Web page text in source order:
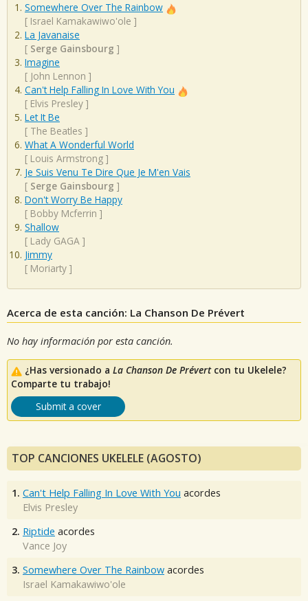
Somewhere Over The Rainbow
[ Israel Kamakawiwo'ole ]
La Javanaise
[ Serge Gainsbourg ]
Imagine
[ John Lennon ]
Can't Help Falling In Love With You
[ Elvis Presley ]
Let It Be
[ The Beatles ]
What A Wonderful World
[ Louis Armstrong ]
Je Suis Venu Te Dire Que Je M'en Vais
[ Serge Gainsbourg ]
Don't Worry Be Happy
[ Bobby Mcferrin ]
Shallow
[ Lady GAGA ]
Jimmy
[ Moriarty ]
Acerca de esta canción: La Chanson De Prévert
No hay información por esta canción.
¿Has versionado a La Chanson De Prévertcon tu Ukelele?
Comparte tu trabajo!
Submit a cover
TOP CANCIONES UKELELE (AGOSTO)
1. Can't Help Falling In Love With You acordes
Elvis Presley
2. Riptide acordes
Vance Joy
3. Somewhere Over The Rainbow acordes
Israel Kamakawiwo'ole